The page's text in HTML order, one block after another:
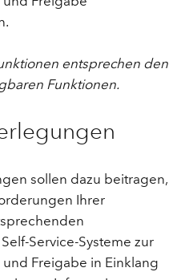
entsprechen den
Funktionen.
sollen dazu beitragen,
Ihrer
Service-Systeme zur
Freigabe in Einklang